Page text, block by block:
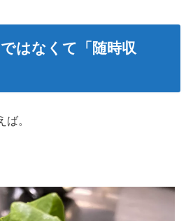
はなくて「随時収
。